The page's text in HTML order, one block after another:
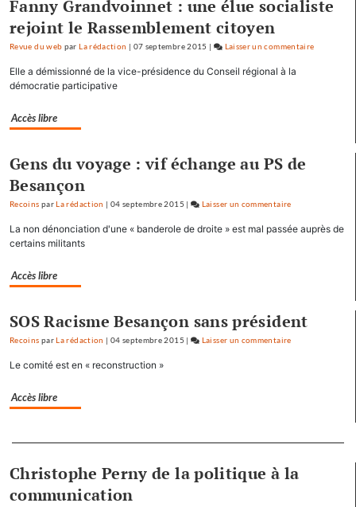
Fanny Grandvoinnet : une élue socialiste
rejoint le Rassemblement citoyen
Revue du web parLa rédaction | 07 septembre 2015 | Laisser un commentaire
Elle a démissionné de la vice-présidence du Conseil régional à la
démocratie participative
Accès libre
Gens du voyage : vif échange au PS de
Besançon
Recoins parLa rédaction | 04 septembre 2015 | Laisser un commentaire
Séréna
La non dénonciation d'une « banderole de droite » est mal passée auprès de
certains militants
Accès libre
SOS Racisme Besançon sans président
Recoins parLa rédaction | 04 septembre 2015 | Laisser un commentaire
Tauzin
Le comité est en « reconstruction »
Accès libre
Separateur
Christophe Perny de la politique à la
communication